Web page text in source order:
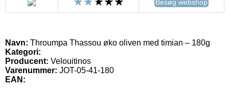
Besøg webshop
Navn: Throumpa Thassou øko oliven med timian – 180g
Kategori:
Producent: Velouitinos
Varenummer: JOT-05-41-180
EAN: